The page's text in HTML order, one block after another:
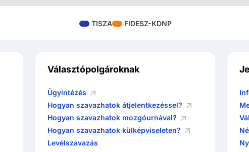
TISZA FIDESZ-KDNP
Választópolgároknak
Ügyintézés
Hogyan szavazhatok átjelentkezéssel?
Hogyan szavazhatok mozgóurnával?
Hogyan szavazhatok külképviseleten?
Levélszavazás